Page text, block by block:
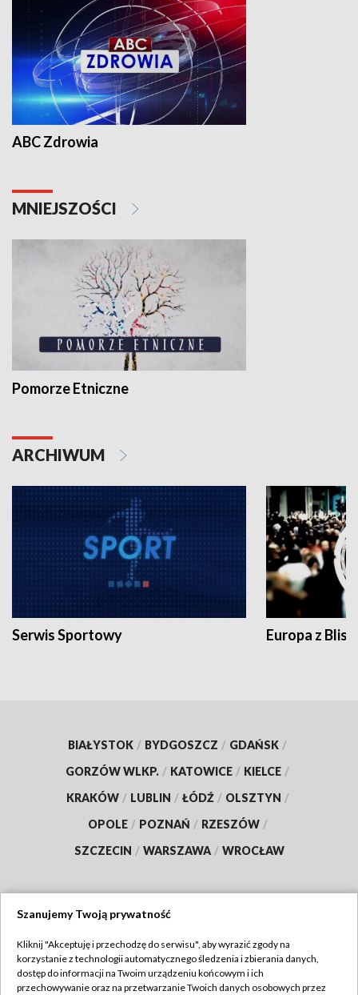
ABC Zdrowia
MNIEJSZOŚCI
Pomorze Etniczne
ARCHIWUM
Serwis Sportowy Europa z
BIAŁYSTOK / BYDGOSZCZ / GDAŃSK /
GORZÓW WLKP. / KATOWICE / KIELCE /
KRAKÓW / LUBLIN / ŁÓDŹ / OLSZTYN /
OPOLE / POZNAŃ / RZESZÓW /
SZCZECIN / WARSZAWA / WROCŁAW
TVP
Abonament TVP
Regulamin TVP
Szanujemy Twoją prywatność
Kliknij "Akceptuję i przechodzę do serwisu", aby wyrazić zgody na
korzystanie z technologii automatycznego śledzenia i zbierania danych,
dostęp do informacji na Twoim urządzeniu końcowym i ich
przechowywanie oraz na przetwarzanie Twoich danych osobowych przez